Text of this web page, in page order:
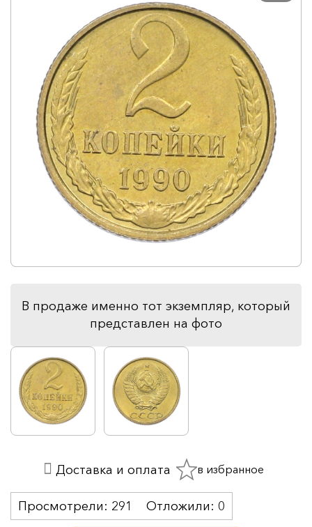
В продаже именно тот экземпляр, который
представлен на фото
Просмотрели: 291 Отложили: 0
Доставка и оплата в избранное